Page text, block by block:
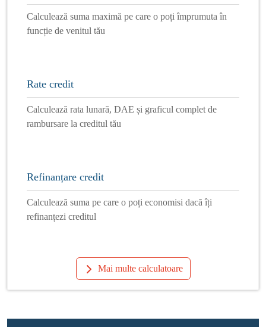
Calculează suma maximă pe care o poți împrumuta în
funcție de venitul tău
Rate credit
Calculează rata lunară, DAE și graficul complet de
rambursare la creditul tău
Refinanțare credit
Calculează suma pe care o poți economisi dacă îți
refinanțezi creditul
Mai multe calculatoare